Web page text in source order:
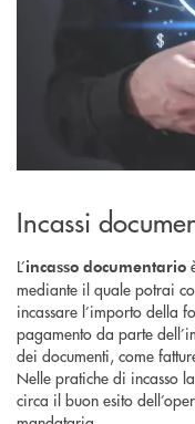
Incassi
L’incasso documentario
mediante il quale potrai
incassare l’importo della
pagamento da parte
dei documenti, come
Nelle pratiche di incasso
circa il buon esito